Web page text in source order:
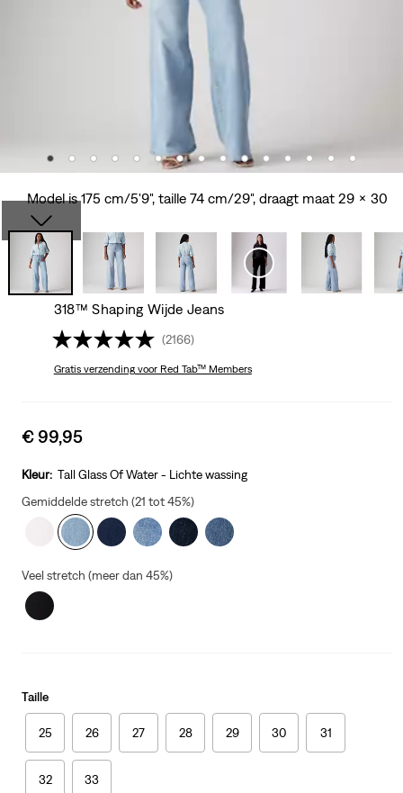
Model is 175 cm/5'9", taille 74 cm/29", draagt maat 29 x 30
318™ Shaping Wijde Jeans
(2166)
Gratis verzendingvoor Red Tab™ Members
Sale
is
€ 99,95
Kleur: Tall Glass Of Water - Lichte wassing
Gemiddelde stretch (21 tot 45%)
Veel stretch (meer dan 45%)
Taille
25 26 27 28 29 30 31
32 33